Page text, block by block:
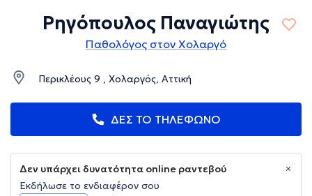
Ρηγόπουλος Παναγιώτης
Παθολόγος στον Χολαργό
Περικλέους 9 , Χολαργός, Αττική
ΔΕΣ ΤΟ ΤΗΛΕΦΩΝΟ
Δεν υπάρχει δυνατότητα online ραντεβού
Εκδήλωσε το ενδιαφέρον σου